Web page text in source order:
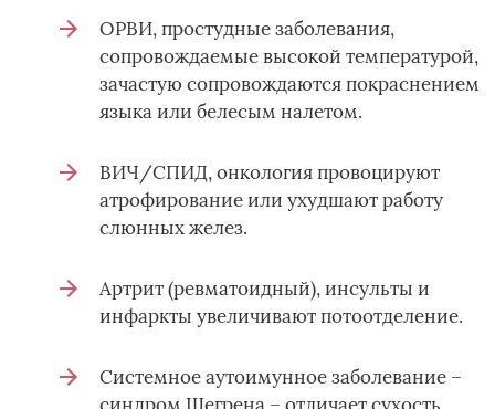
ОРВИ, простудные заболевания,
сопровождаемые высокой температурой,
зачастую сопровождаются покраснением
языка или белесым налетом.
ВИЧ/СПИД, онкология провоцируют
атрофирование или ухудшают работу
слюнных желез.
Артрит (ревматоидный), инсульты и
инфаркты увеличивают потоотделение.
Системное аутоимунное заболевание –